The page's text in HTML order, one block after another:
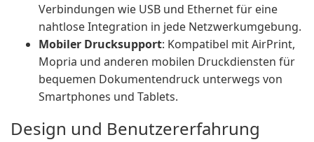
Verbindungen wie USB und Ethernet für eine
nahtlose Integration in jede Netzwerkumgebung.
Mobiler Drucksupport: Kompatibel mit AirPrint,
Mopria und anderen mobilen Druckdiensten für
bequemen Dokumentendruck unterwegs von
Smartphones und Tablets.
Design und Benutzererfahrung